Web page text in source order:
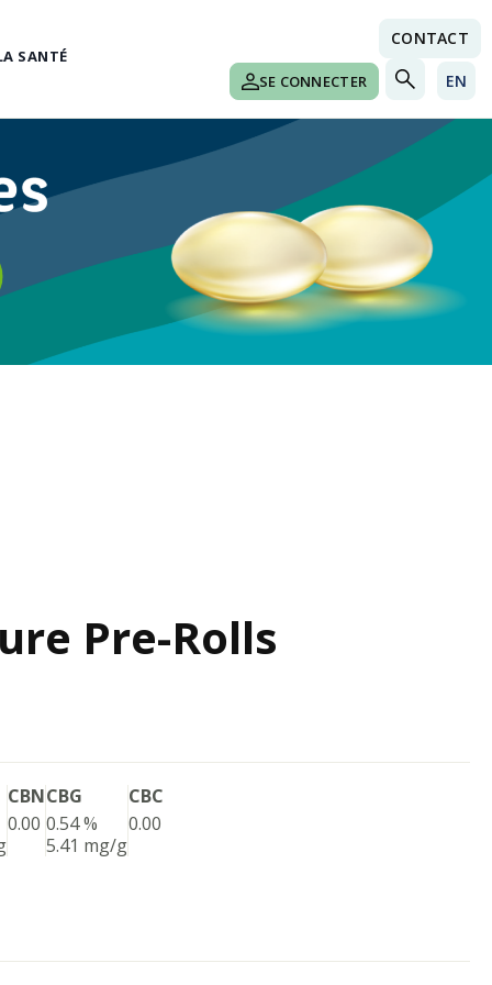
SANTÉ
SE CONNECTER
CONTACT
EN
Pre-Rolls
CBN
0.00
CBG
0.54 %
5.41 mg/g
CBC
0.00